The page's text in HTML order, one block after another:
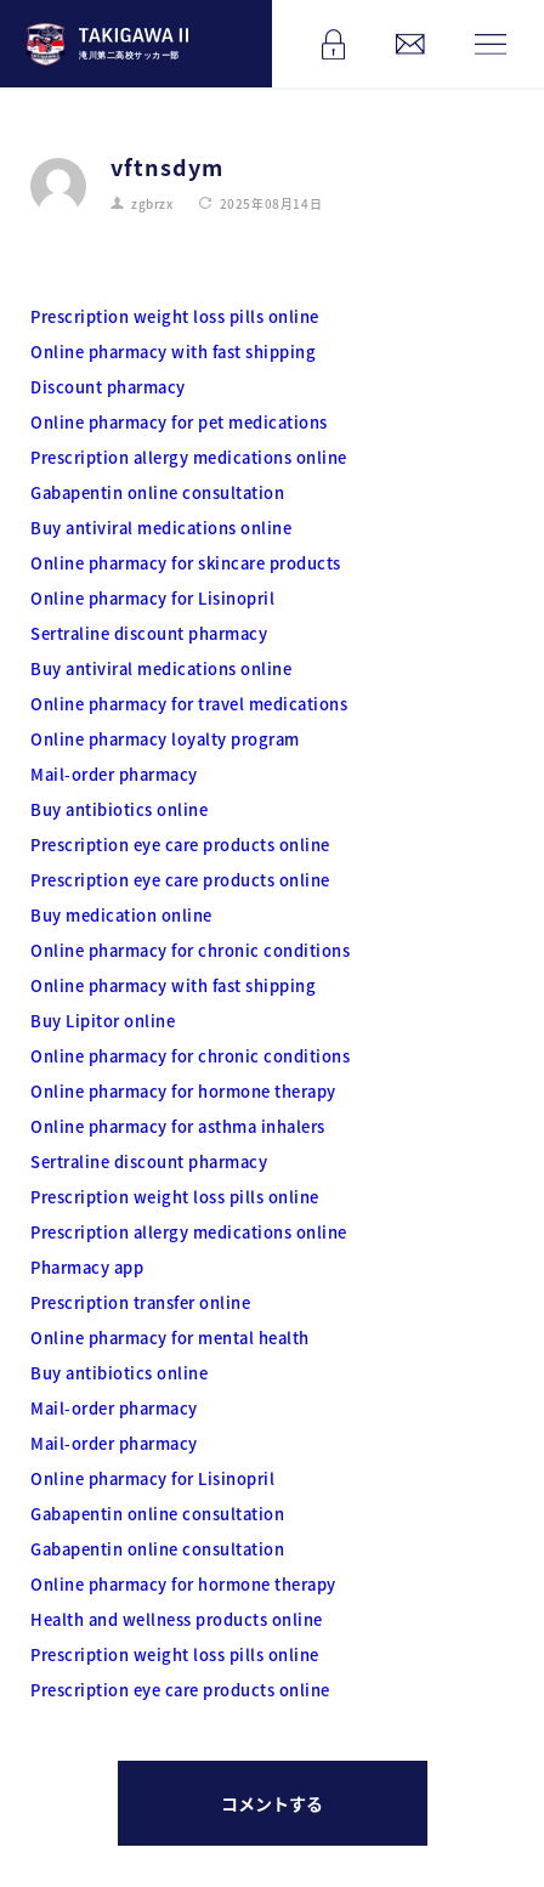
滝川第二高校サッカー部
vftnsdym
zgbrzx 2025年08月14日
Prescription weight loss pills online
Online pharmacy with fast shipping
Discount pharmacy
Online pharmacy for pet medications
Prescription allergy medications online
Gabapentin online consultation
Buy antiviral medications online
Online pharmacy for skincare products
Online pharmacy for Lisinopril
Sertraline discount pharmacy
Buy antiviral medications online
Online pharmacy for travel medications
Online pharmacy loyalty program
Mail-order pharmacy
Buy antibiotics online
Prescription eye care products online
Prescription eye care products online
Buy medication online
Online pharmacy for chronic conditions
Online pharmacy with fast shipping
Buy Lipitor online
Online pharmacy for chronic conditions
Online pharmacy for hormone therapy
Online pharmacy for asthma inhalers
Sertraline discount pharmacy
Prescription weight loss pills online
Prescription allergy medications online
Pharmacy app
Prescription transfer online
Online pharmacy for mental health
Buy antibiotics online
Mail-order pharmacy
Mail-order pharmacy
Online pharmacy for Lisinopril
Gabapentin online consultation
Gabapentin online consultation
Online pharmacy for hormone therapy
Health and wellness products online
Prescription weight loss pills online
Prescription eye care products online
コメントする